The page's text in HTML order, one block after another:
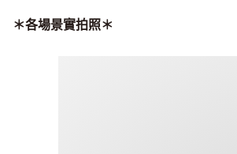
＊各場景實拍照＊